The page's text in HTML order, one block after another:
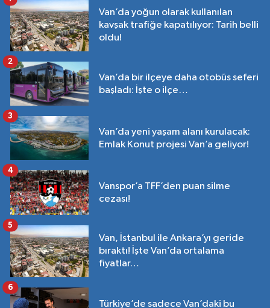
Van’da yoğun olarak kullanılan
kavşak trafiğe kapatılıyor: Tarih belli
oldu!
Van’da bir ilçeye daha otobüs seferi
başladı: İşte o ilçe…
2
Van’da yeni yaşam alanı kurulacak:
Emlak Konut projesi Van’a geliyor!
3
Vanspor’a TFF’den puan silme
cezası!
4
Van, İstanbul ile Ankara’yı geride
bıraktı! İşte Van’da ortalama
fiyatlar…
5
Türkiye’de sadece Van’daki bu
6